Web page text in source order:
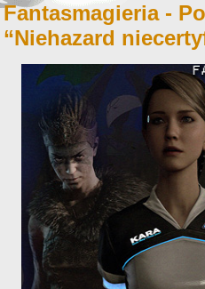
Fantasmagieria -
“Niehazard